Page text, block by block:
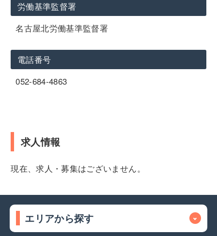
労働基準監督署
名古屋北労働基準監督署
電話番号
052-684-4863
求人情報
現在、求人・募集はございません。
エリアから探す